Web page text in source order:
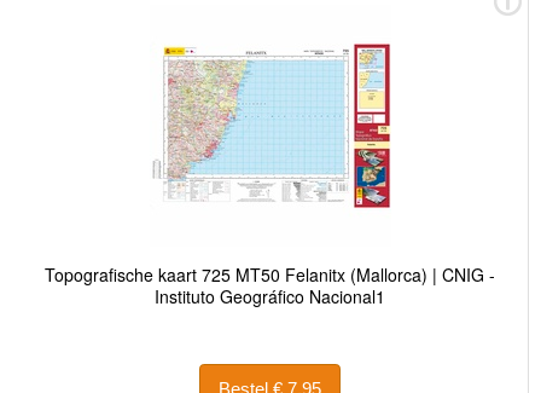
Topografische kaart 725 MT50 Felanitx (Mallorca) | CNIG -
Instituto Geográfico Nacional1
Bestel € 7,95